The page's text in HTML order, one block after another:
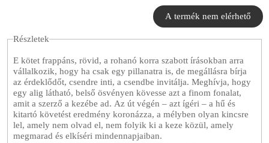
Részletek
E kötet frappáns, rövid, a rohanó korra szabott írásokban arra
vállalkozik, hogy ha csak egy pillanatra is, de megállásra bírja
az érdeklődőt, csendre inti, a csendbe invitálja. Meghívja, hogy
egy alig látható, belső ösvényen kövesse azt a finom fonalat,
amit a szerző a kezébe ad. Az út végén – azt ígéri – a hű és
kitartó követést eredmény koronázza, a mélyben olyan kincsre
lel, amely nem olvad el, nem folyik ki a keze közül, amely
megmarad és elkíséri mindennapjaiban.